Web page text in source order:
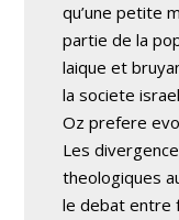
qu’une petite
partie de la
laique et
la societe
Oz prefere
Les
theologiques
le debat entre